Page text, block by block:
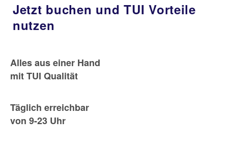
Jetzt buchen und TUI Vorteile
nutzen
Alles aus einer Hand
mit TUI Qualität
Täglich erreichbar
von 9-23 Uhr